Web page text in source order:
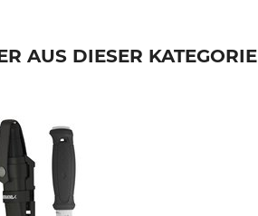
AUS DIESER KATEGORIE